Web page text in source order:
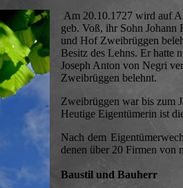
Am 20.10.1727 wird auf
geb. Voß, ihr Sohn Johann
und Hof Zweibrüggen
Besitz des Lehns. Er hatte
Joseph Anton von Negri
Zweibrüggen belehnt.
Zweibrüggen war bis zum
Heutige Eigentümerin ist
Nach dem
denen über 20 Firmen von
Baustil und Bauherr